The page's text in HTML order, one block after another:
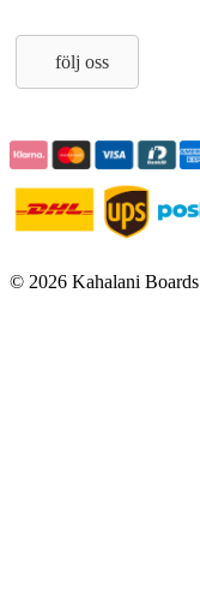
följ oss
© 2026 Kahalani Boards